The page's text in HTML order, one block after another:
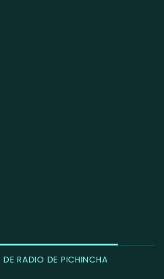
DE RADIO DE PICHINCHA